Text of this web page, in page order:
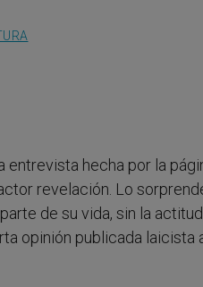
hecha por la
revelación. Lo
de su vida, sin la
opinión publicada laicista